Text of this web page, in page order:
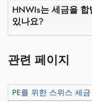
HNWIs는 세금을
있나요?
관련 페이지
PE를 위한 스위스 세